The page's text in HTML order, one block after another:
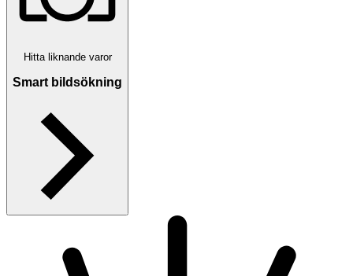
Hitta liknande varor
Smart bildsökning